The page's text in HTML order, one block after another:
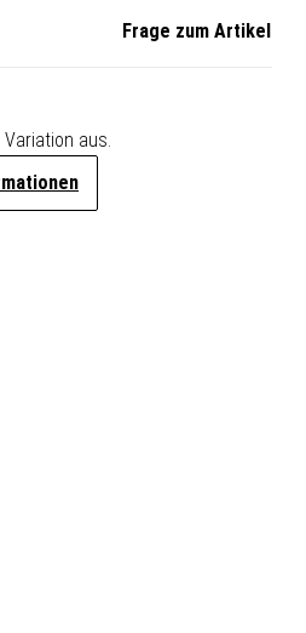
Frage zum Artikel
aus.